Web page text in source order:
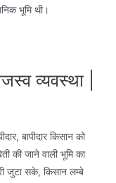
भूमि थी।
व्यवस्था |
बापीदार किसान को
की जाने वाली भूमि का
जुटा सके, किसान लम्बे